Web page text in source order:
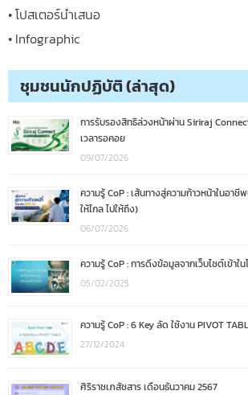
• โปสเตอร์นำเสนอ
• Infographic
ชุมชนนักปฏิบัติ (ล่าสุด)
การรับรองสิทธิล่วงหน้าผ่าน Siriraj
เวลารอคอย
09/07/2026
ความรู้ CoP : เส้นทางสู่ความก้าวหน้าในอา
ให้ไกล ไปให้ถึง)
06/07/2026
ความรู้ CoP : การดึงข้อมูลจากเว็บไซต์เข้า
05/02/2025
ความรู้ CoP : 6 Key ลัด ใช้งาน PIVOT
27/12/2024
ศิริราชเภสัชสาร เดือนธันวาคม 2567